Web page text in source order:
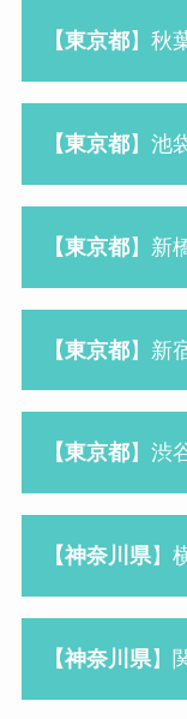
【東京都】秋
【東京都】池
【東京都】新
【東京都】新
【東京都】渋
【神奈川県】
【神奈川県】